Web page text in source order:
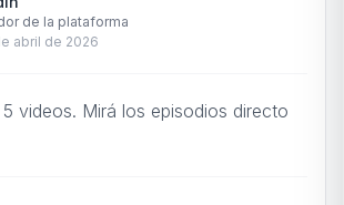
de la plataforma
abril de 2026
videos. Mirá los episodios directo